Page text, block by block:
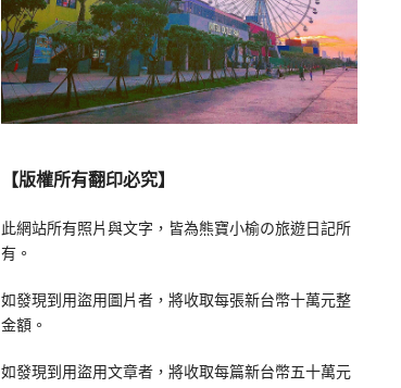
【版權所有翻印必究】
此網站所有照片與文字，皆為熊寶小榆の旅遊日記所
有。
如發現到用盜用圖片者，將收取每張新台幣十萬元整
金額。
如發現到用盜用文章者，將收取每篇新台幣五十萬元